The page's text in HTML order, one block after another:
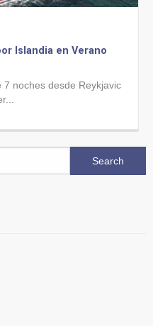
Islandia en Verano
noches desde Reykjavic